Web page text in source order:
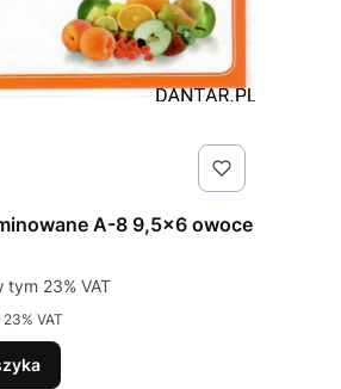
A-8 9,5x6 owoce
tym %s VAT
tym 23% VAT
VAT